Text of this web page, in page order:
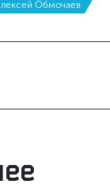
Обмочаев